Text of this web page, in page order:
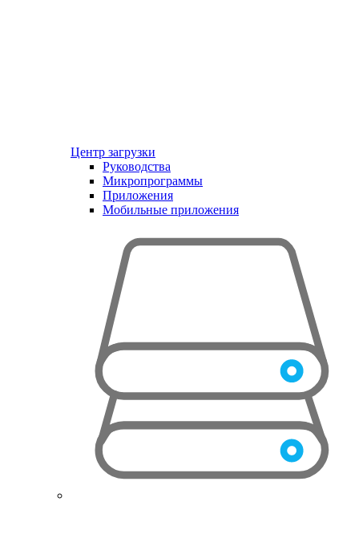
Центр загрузки
Руководства
Микропрограммы
Приложения
Мобильные приложения